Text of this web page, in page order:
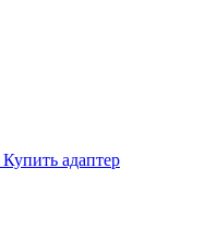
Купить адаптер